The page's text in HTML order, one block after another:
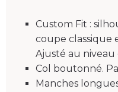
Custom Fit :
coupe classique
Ajusté au niveau
Col boutonné.
Manches